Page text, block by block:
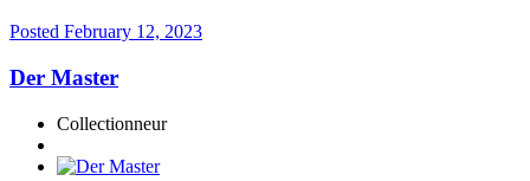
Posted February 12, 2023
Der Master
Collectionneur